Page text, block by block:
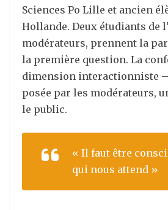
Sciences Po Lille et ancien
Hollande. Deux étudiants de
modérateurs, prennent la
la première question. La
dimension interactionniste
posée par les modérateurs,
le public.
« Il faut être
qui nous attend »